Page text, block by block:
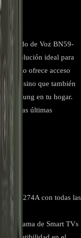
de Voz BN59-
una solución ideal para
no solo ofrece acceso
sino que también
Samsung en tu hogar.
con las últimas
01274A con todas las
gama de Smart TVs